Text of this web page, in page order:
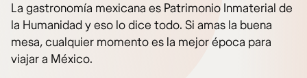
La gastronomía mexicana es Patrimonio Inmaterial de
la Humanidad y eso lo dice todo. Si amas la buena
mesa, cualquier momento es la mejor época para
viajar a México.